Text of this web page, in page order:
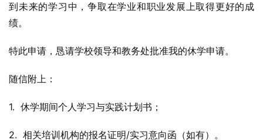
到未来的学习中，争取在学业和职业发展上取得更好的成
绩。
特此申请，恳请学校领导和教务处批准我的休学申请。
随信附上：
1.  休学期间个人学习与实践计划书；
2.  相关培训机构的报名证明/实习意向函（如有）。